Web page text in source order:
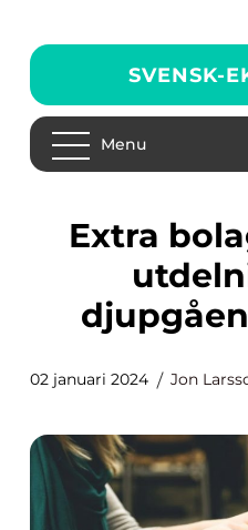
SVENSK-
Menu
Extra bolagsstämma
02 januari 2024 Jon